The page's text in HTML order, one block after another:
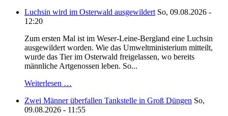
Luchsin wird im Osterwald ausgewildert So, 09.08.2026 -
12:20
Zum ersten Mal ist im Weser-Leine-Bergland eine Luchsin
ausgewildert worden. Wie das Umweltministerium mitteilt,
wurde das Tier im Osterwald freigelassen, wo bereits
männliche Artgenossen leben. So...
Weiterlesen …
Zwei Männer überfallen Tankstelle in Groß Düngen So,
09.08.2026 - 11:55